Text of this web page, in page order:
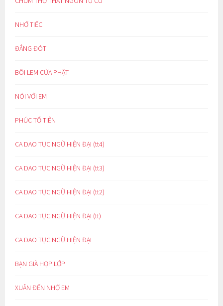
NHỚ TIẾC
ĐẮNG ĐÓT
BÔI LEM CỬA PHẬT
NÓI VỚI EM
PHÚC TỔ TIÊN
CA DAO TỤC NGỮ HIỆN ĐẠI (tt4)
CA DAO TỤC NGỮ HIỆN ĐẠI (tt3)
CA DAO TỤC NGỮ HIỆN ĐẠI (tt2)
CA DAO TỤC NGỮ HIỆN ĐẠI (tt)
CA DAO TỤC NGỮ HIỆN ĐẠI
BẠN GIÀ HỌP LỚP
XUÂN ĐẾN NHỚ EM